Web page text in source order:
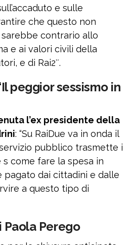
e sulle
che questo non
contrario allo
e ai valori civili della
e di Rai2″.
peggior sessismo in
l’ex presidente della
: “Su RaiDue va in onda il
pubblico trasmette i
come fare la spesa in
pagato dai cittadini e dalle
a questo tipo di
Perego